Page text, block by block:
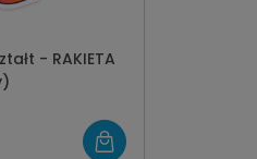
- RAKIETA